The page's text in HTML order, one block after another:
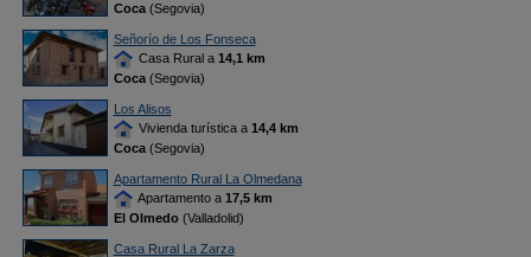
Coca(Segovia)
Señorío de Los Fonseca
Casa Rural a 14,1 km
Coca(Segovia)
Los Alisos
Vivienda turística a 14,4 km
Coca(Segovia)
Apartamento Rural La Olmedana
Apartamento a 17,5 km
El Olmedo(Valladolid)
Casa Rural La Zarza